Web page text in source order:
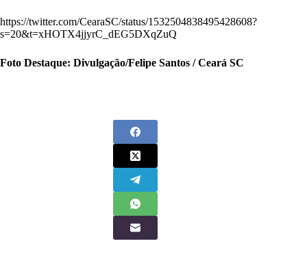
https://twitter.com/CearaSC/status/1532504838495428608?
s=20&t=xHOTX4jjyrC_dEG5DXqZuQ
Foto Destaque: Divulgação/Felipe Santos / Ceará SC